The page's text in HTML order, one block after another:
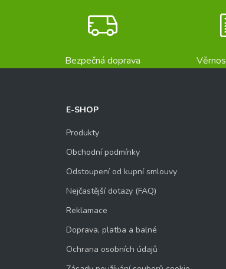
Bezpečná doprava
E-SHOP
Produkty
Obchodní podmínky
Odstoupení od kupní smlouvy
Nejčastější dotazy (FAQ)
Reklamace
Doprava, platba a balné
Ochrana osobních údajů